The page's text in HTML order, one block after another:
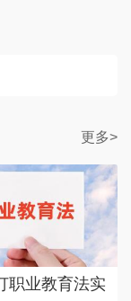
更多>
职业教育法实